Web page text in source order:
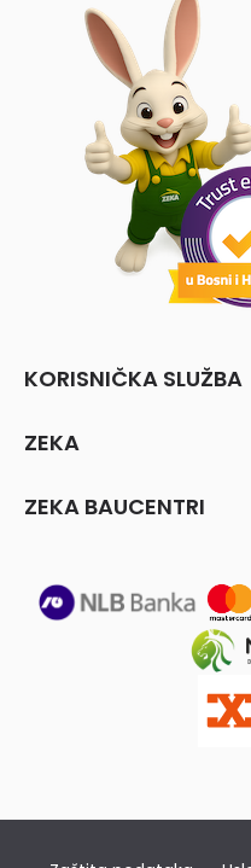
KORISNIČKA SLUŽBA
ZEKA
ZEKA BAUCENTRI